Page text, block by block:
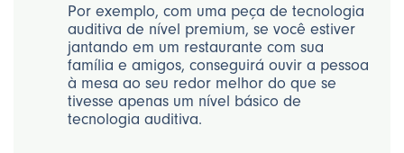
Por exemplo, com uma peça de tecnologia
auditiva de nível premium, se você estiver
jantando em um restaurante com sua
família e amigos, conseguirá ouvir a pessoa
à mesa ao seu redor melhor do que se
tivesse apenas um nível básico de
tecnologia auditiva.